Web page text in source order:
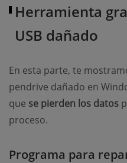
Herramienta
USB dañado
En esta parte, te
pendrive dañado en
que se pierden los datos
proceso.
Programa para